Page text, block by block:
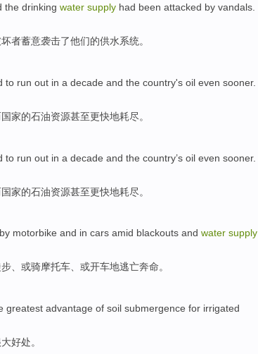
the drinking water supply had been attacked by vandals
者蓄意袭击了他们的供水系统。
to run out in a decade and the country's oil even sooner.
国家的石油资源甚至更快地耗尽。
to run out in a decade and the country’s oil even sooner.
国家的石油资源甚至更快地耗尽。
by motorbike and in cars amid blackouts and water supply
、或骑摩托车、或开车地逃亡奔命。
greatest advantage of soil submergence for irrigated
好处。